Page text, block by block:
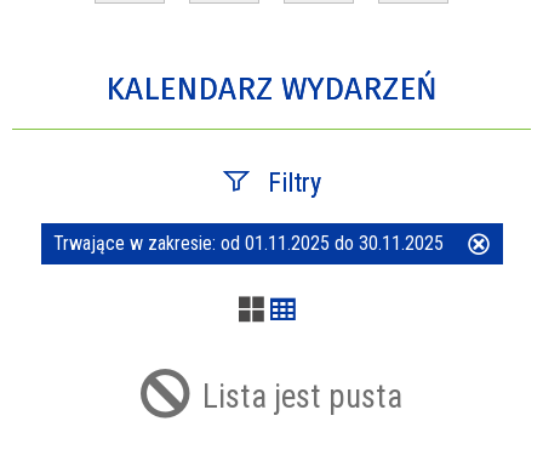
KALENDARZ WYDARZEŃ
Filtry
Szukana fraza
Trwające w zakresie: od 01.11.2025 do 30.11.2025
Lista jest pusta